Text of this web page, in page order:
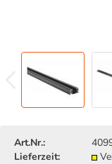
Art.Nr.:
Lieferzeit: